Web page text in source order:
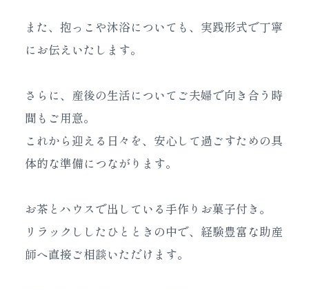
また、抱っこや沐浴についても、実践形式で丁寧
にお伝えいたします。
さらに、産後の生活についてご夫婦で向き合う時
間もご用意。
これから迎える日々を、安心して過ごすための具
体的な準備につながります。
お茶とハウスで出している手作りお菓子付き。
リラックししたひとときの中で、経験豊富な助産
師へ直接ご相談いただけます。